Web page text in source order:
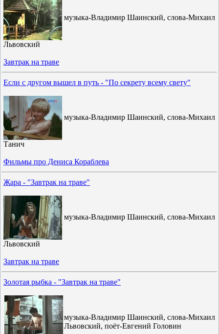
музыка-Владимир Шаинский, слова-Михаил
Львовский
Завтрак на траве
Если с другом вышел в путь - "По секрету всему свету"
музыка-Владимир Шаинский, слова-Михаил
Танич
Фильмы про Дениса Кораблева
Жара - "Завтрак на траве"
музыка-Владимир Шаинский, слова-Михаил
Львовский
Завтрак на траве
Золотая рыбка - "Завтрак на траве"
музыка-Владимир Шаинский, слова-Михаил
Львовский, поёт-Евгений Головин